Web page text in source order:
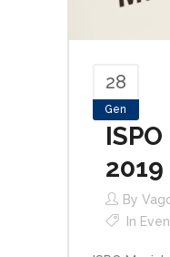
28
Gen
2019
By
In